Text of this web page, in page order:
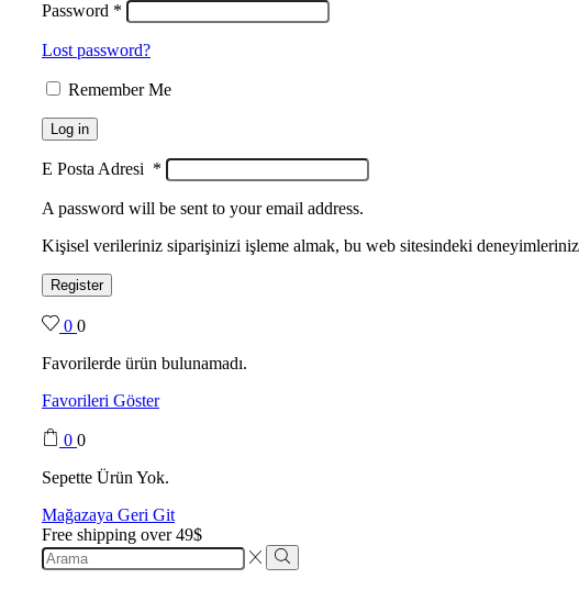
Password *
Lost password?
Remember Me
Log in
E Posta Adresi *
A password will be sent to your email address.
Kişisel verileriniz siparişinizi işleme almak, bu web sitesindeki
Register
0 0
Favorilerde ürün bulunamadı.
Favorileri Göster
0 0
Sepette Ürün Yok.
Mağazaya Geri Git
Free shipping over 49$